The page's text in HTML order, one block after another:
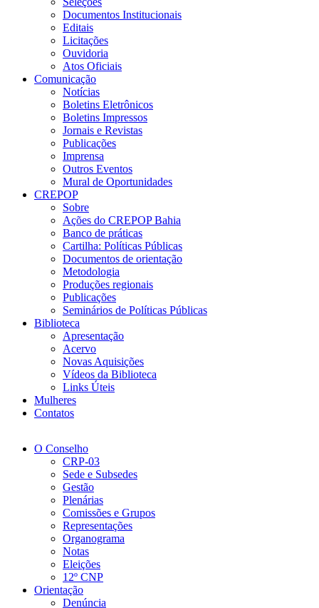
Documentos Institucionais
Editais
Licitações
Ouvidoria
Atos Oficiais
Comunicação
Notícias
Boletins Eletrônicos
Boletins Impressos
Jornais e Revistas
Publicações
Imprensa
Outros Eventos
Mural de Oportunidades
CREPOP
Sobre
Ações do CREPOP Bahia
Banco de práticas
Cartilha: Políticas Públicas
Documentos de orientação
Metodologia
Produções regionais
Publicações
Seminários de Políticas Públicas
Biblioteca
Apresentação
Acervo
Novas Aquisições
Vídeos da Biblioteca
Links Úteis
Mulheres
Contatos
O Conselho
CRP-03
Sede e Subsedes
Gestão
Plenárias
Comissões e Grupos
Representações
Organograma
Notas
Eleições
12º CNP
Orientação
Denúncia